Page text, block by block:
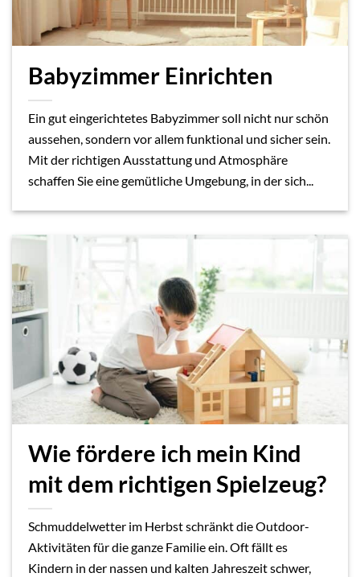
Babyzimmer Einrichten
Ein gut eingerichtetes Babyzimmer soll nicht nur schön
aussehen, sondern vor allem funktional und sicher sein.
Mit der richtigen Ausstattung und Atmosphäre
schaffen Sie eine gemütliche Umgebung, in der sich...
Wie fördere ich mein Kind
mit dem richtigen Spielzeug?
Schmuddelwetter im Herbst schränkt die Outdoor-
Aktivitäten für die ganze Familie ein. Oft fällt es
Kindern in der nassen und kalten Jahreszeit schwer,